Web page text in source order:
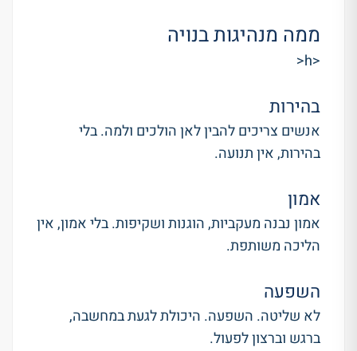
ממה מנהיגות בנויה
<h<
בהירות
אנשים צריכים להבין לאן הולכים ולמה. בלי
בהירות, אין תנועה.
אמון
אמון נבנה מעקביות, הוגנות ושקיפות. בלי אמון, אין
הליכה משותפת.
השפעה
לא שליטה. השפעה. היכולת לגעת במחשבה,
ברגש וברצון לפעול.